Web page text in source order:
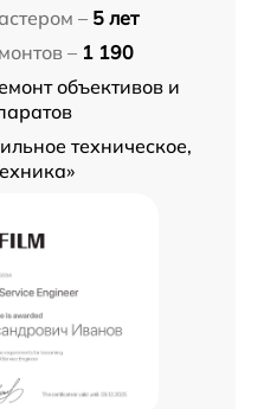
– 5 лет
– 1 190
объективов и
техническое,